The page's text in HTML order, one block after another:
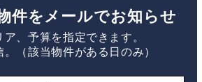
件をメールでお知らせ
ア、予算を指定できます。
。（該当物件がある日のみ）